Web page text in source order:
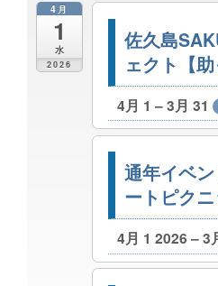
4月
1
水
2026
佐久島
ェクト【助
4月 1 – 3月 31
通年イベ
ートピク
4月 1 2026 –